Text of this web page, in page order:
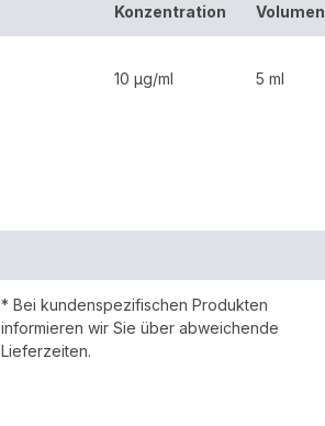
Konzentration Volumen
10 µg/ml 5 ml
* Bei kundenspezifischen Produkten
informieren wir Sie über abweichende
Lieferzeiten.